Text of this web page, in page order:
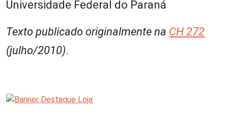
Universidade Federal do Paraná
Texto publicado originalmente na CH 272
(julho/2010).